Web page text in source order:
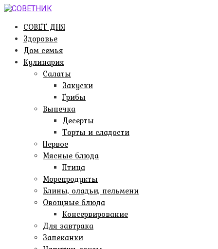
Перейти
контентуСОВЕТ ДНЯ
Здоровье
Дом семья
Кулинария
Салаты
Закуски
Грибы
Выпечка
Десерты
Торты и сладости
Первое
Мясные блюда
Птица
Морепродукты
Блины, оладьи, пельмени
Овощные блюда
Консервирование
Для завтрака
Запеканки